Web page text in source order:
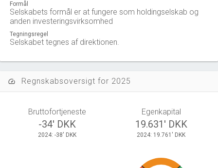
Formål
Selskabets formål er at fungere som holdingselskab og
anden investeringsvirksomhed
Tegningsregel
Selskabet tegnes af direktionen.
speed Regnskabsoversigt for 2025
Bruttofortjeneste
-34' DKK
2024: -38' DKK
Egenkapital
19.631' DKK
2024: 19.761' DKK